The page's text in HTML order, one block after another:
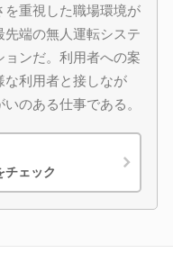
重視した職場環境が
端の無人運転システ
ョンだ。利用者への案
な利用者と接しなが
のある仕事である。
チェック